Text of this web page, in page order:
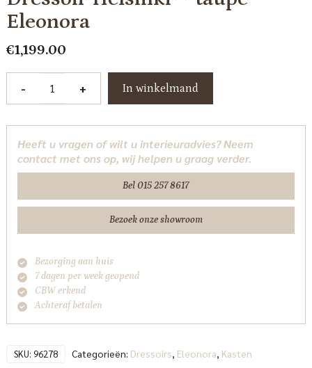
Eleonora
€1,199.00
-
taupe
Eleonora
aantal
+ In winkelmand
Heeft u vragen of wilt u interieuradvies? Neem
contact met ons op, wij helpen u graag verder.
Bel 015 257 8617
Bezoek onze showroom
Bezorging aan huis
7 dagen per week geopend
CBW erkend
Achteraf betalen
SKU: 96278 Categorieën: Dressoirs Eleonora Kasten